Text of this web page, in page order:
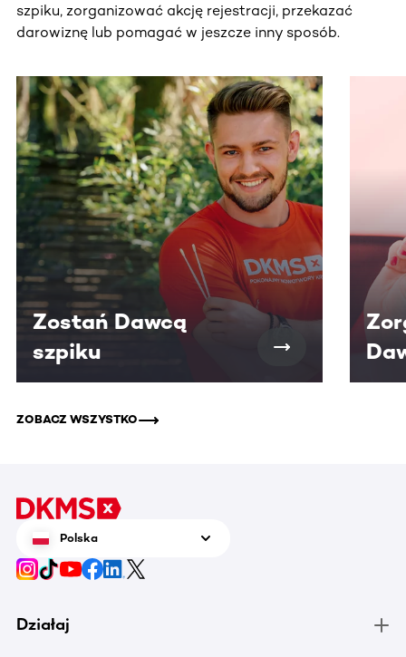
szpiku, zorganizować akcję rejestracji, przekazać
darowiznę lub pomagać w jeszcze inny sposób.
Ta sekcja zawiera treści przewijane w poziomie. Użyj
Zostań Dawcą
szpiku
ZOBACZ WSZYSTKO
Polska
Działaj